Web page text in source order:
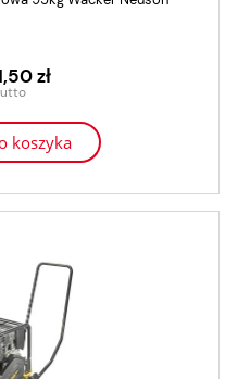
zł
koszyka